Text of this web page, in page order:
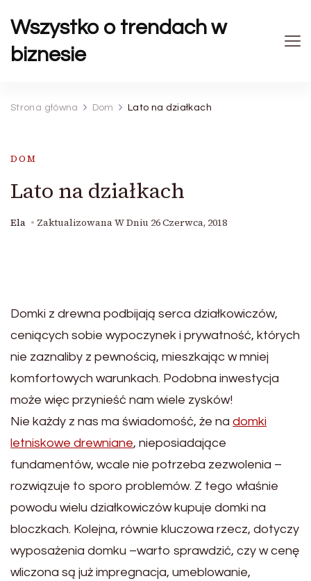
Wszystko o trendach w
biznesie
Strona główna Dom Lato na działkach
DOM
Lato na działkach
Ela Zaktualizowana W Dniu 26 Czerwca, 2018
Domki z drewna podbijają serca działkowiczów,
ceniących sobie wypoczynek i prywatność, których
nie zaznaliby z pewnością, mieszkając w mniej
komfortowych warunkach. Podobna inwestycja
może więc przynieść nam wiele zysków!
Nie każdy z nas ma świadomość, że na domki
letniskowe drewniane, nieposiadające
fundamentów, wcale nie potrzeba zezwolenia –
rozwiązuje to sporo problemów. Z tego właśnie
powodu wielu działkowiczów kupuje domki na
bloczkach. Kolejna, równie kluczowa rzecz, dotyczy
wyposażenia domku –warto sprawdzić, czy w cenę
wliczona są już impregnacja, umeblowanie,